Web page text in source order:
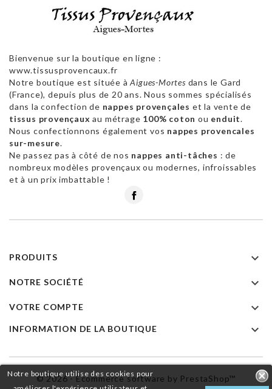
Notre boutique utilise des cookies pour
Bienvenue sur la boutique en ligne :
www.tissusprovencaux.fr
Notre boutique est située àAigues-Mortes dans le Gard
(France), depuis plus de 20 ans. Nous sommes spécialisés
dans la confection de nappes provençales et la vente de
tissus provençaux au métrage 100% coton ou enduit.
Nous confectionnons également vos nappes provencales
sur-mesure.
Ne passez pas à côté de nos nappes anti-tâches : de
nombreux modèles provençaux ou modernes, infroissables
et à un prix imbattable !
PRODUITS 
NOTRE SOCIÉTÉ 
VOTRE COMPTE 
INFORMATION DE LA BOUTIQUE 
© 2026 - Ecommerce software by PrestaShop™